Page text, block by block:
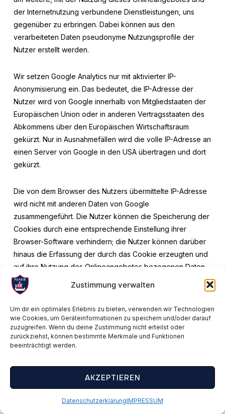
Zustimmung verwalten
Um dir ein optimales Erlebnis zu bieten, verwenden wir Technologien
wie Cookies, um Geräteinformationen zu speichern und/oder darauf
zuzugreifen. Wenn du deine Zustimmung nicht erteilst oder
zurückziehst, können bestimmte Merkmale und Funktionen
beeinträchtigt werden.
AKZEPTIEREN
DatenschutzerklärungIMPRESSUM
der Internetnutzung verbundene Dienstleistungen, uns
gegenüber zu erbringen. Dabei können aus den
verarbeiteten Daten pseudonyme Nutzungsprofile der
Nutzer erstellt werden.
Wir setzen Google Analytics nur mit aktivierter IP-
Anonymisierung ein. Das bedeutet, die IP-Adresse der
Nutzer wird von Google innerhalb von Mitgliedstaaten der
Europäischen Union oder in anderen Vertragsstaaten des
Abkommens über den Europäischen Wirtschaftsraum
gekürzt. Nur in Ausnahmefällen wird die volle IP-Adresse an
einen Server von Google in den USA übertragen und dort
gekürzt.
Die von dem Browser des Nutzers übermittelte IP-Adresse
wird nicht mit anderen Daten von Google
zusammengeführt. Die Nutzer können die Speicherung der
Cookies durch eine entsprechende Einstellung ihrer
Browser-Software verhindern; die Nutzer können darüber
hinaus die Erfassung der durch das Cookie erzeugten und
auf ihre Nutzung des Onlineangebotes bezogenen Daten
an Google sowie die Verarbeitung dieser Daten durch
Google verhindern, indem sie das unter folgendem Link
installieren:http://tools.google.com/dlpage/gaoptout?
hl=de.
Einstellungs- und Widerspruchsmöglichkeiten, erfahren Sie
in der Datenschutzerklärung von Google
den Einstellungen für die Darstellung von